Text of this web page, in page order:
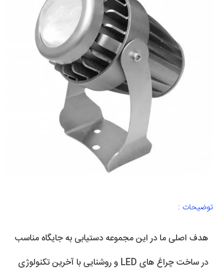
توضیحات :
هدف اصلی ما در این مجموعه دستیابی به جایگاه مناسب
در ساخت چراغ های LED و روشنایی با آخرین تکنولوژی